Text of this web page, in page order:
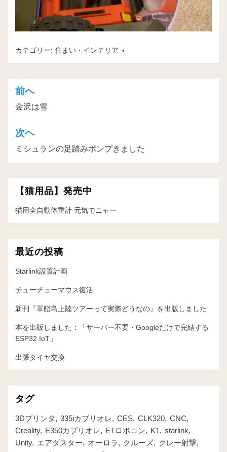
カテゴリー: 住まい・インテリア
投
稿
ナ
ビ
ゲ
ー
シ
ョ
ン
前へ
金沢は雪
次ヘ
ミシュランの足踏みポンプきました
【猫用品】発売中
猫用全自動体重計 元気でニャー
最近の投稿
Starlink設置計画
チューチューマウス復活
新刊『軍艦島上陸ツアーって実際どうなの』を出版しました
本を出版しました：「サーバー不要・Googleだけで完結する
ESP32 IoT」
出張タイヤ交換
タグ
3Dプリンタ 335iカブリオレ CES CLK320 CNC
Creality
E350カブリオレ ETロボコン K1
starlink
Unity
エアダスター オーロラ クルーズ
クレー射撃